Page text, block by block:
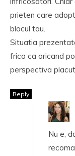
prieten care
blocul tau.
Situatia
frica ca oricand
perspectiva
Reply
Nu e,